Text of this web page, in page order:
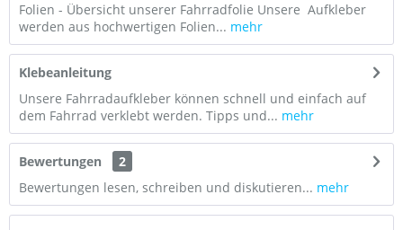
Folien - Übersicht unserer Fahrradfolie Unsere Aufkleber
werden aus hochwertigen Folien... mehr
Klebeanleitung
Unsere Fahrradaufkleber können schnell und einfach auf
dem Fahrrad verklebt werden. Tipps und... mehr
Bewertungen
2
Bewertungen lesen, schreiben und diskutieren... mehr